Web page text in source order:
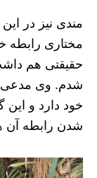
مندی نیز در
مختاری رابطه
حقیقتی هم
شدم. وی مدعی
خود دارد و
شدن رابطه آن